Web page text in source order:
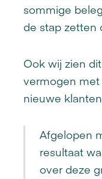
sommige
de stap zetten
Ook wij zien
vermogen met
nieuwe
Afgelopen
resultaat
over deze